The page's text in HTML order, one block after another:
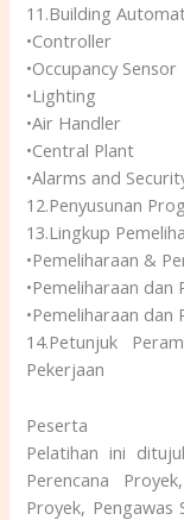
11.Building
•Controller
•Occupancy Sensor
•Lighting
•Air Handler
•Central Plant
•Alarms and
12.Penyusunan
13.Lingkup
•Pemeliharaan &
•Pemeliharaan dan
•Pemeliharaan dan
14.Petunjuk
Pekerjaan
Peserta
Pelatihan ini
Perencana
Proyek, Pengawas